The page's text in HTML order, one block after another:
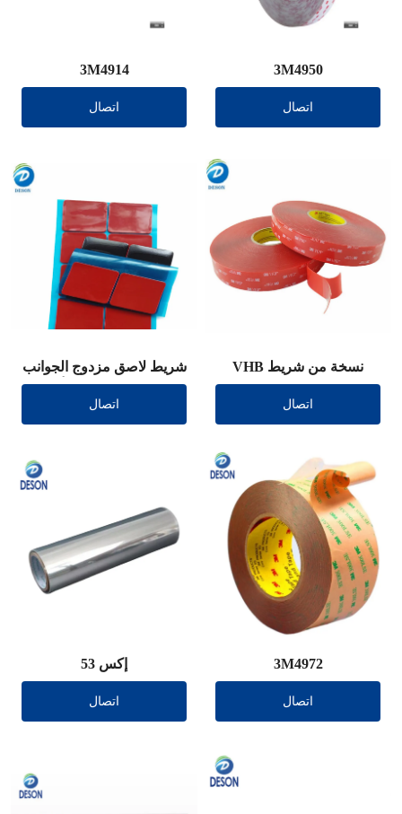
3M4950
اتصال
3M4914
اتصال
نسخة من شريط VHB
مزدوج الجوانب (علامة
تجارية أخرى)
اتصال
شريط لاصق مزدوج الجوانب
VHB (علامة تجارية أخرى)
اتصال
3M4972
اتصال
إكس 53
اتصال